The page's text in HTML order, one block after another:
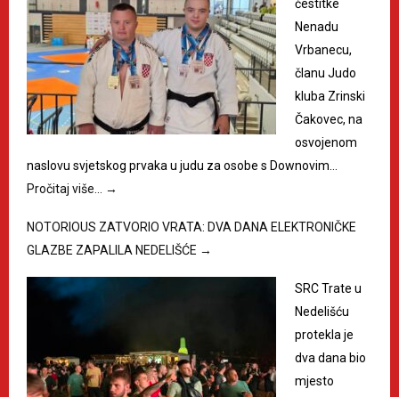
čestitke
Nenadu
Vrbanecu,
članu Judo
kluba Zrinski
Čakovec, na
osvojenom
naslovu svjetskog prvaka u judu za osobe s Downovim…
Pročitaj više… →
NOTORIOUS ZATVORIO VRATA: DVA DANA ELEKTRONIČKE
GLAZBE ZAPALILA NEDELIŠĆE →
SRC Trate u
Nedelišću
protekla je
dva dana bio
mjesto